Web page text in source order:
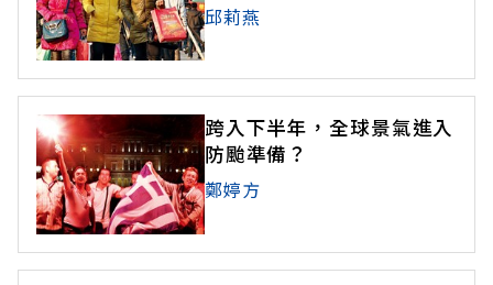
邱莉燕
跨入下半年，全球景氣進入
防颱準備？
鄭婷方